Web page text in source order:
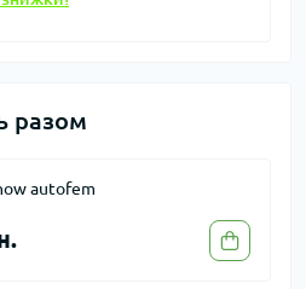
разом
autofem